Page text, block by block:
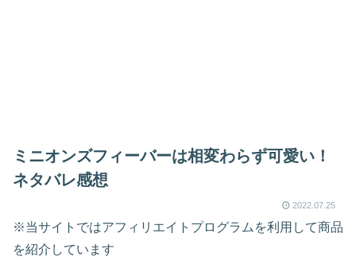
ミニオンズフィーバーは相変わらず可愛い！
ネタバレ感想
2022.07.25
※当サイトではアフィリエイトプログラムを利用して商品
を紹介しています